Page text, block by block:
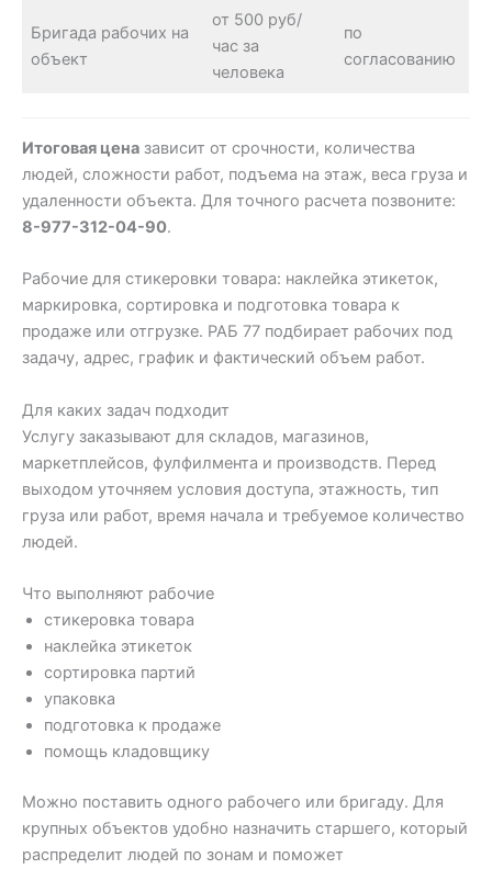
Бригада рабочих на
объект
от 500 руб/
час за
человека
по
согласованию
Итоговая цена зависит от срочности, количества
людей, сложности работ, подъема на этаж, веса груза и
удаленности объекта. Для точного расчета позвоните:
8-977-312-04-90.
Рабочие для стикеровки товара: наклейка этикеток,
маркировка, сортировка и подготовка товара к
продаже или отгрузке. РАБ 77 подбирает рабочих под
задачу, адрес, график и фактический объем работ.
Для каких задач подходит
Услугу заказывают для складов, магазинов,
маркетплейсов, фулфилмента и производств. Перед
выходом уточняем условия доступа, этажность, тип
груза или работ, время начала и требуемое количество
людей.
Что выполняют рабочие
стикеровка товара
наклейка этикеток
сортировка партий
упаковка
подготовка к продаже
помощь кладовщику
Можно поставить одного рабочего или бригаду. Для
крупных объектов удобно назначить старшего, который
распределит людей по зонам и поможет